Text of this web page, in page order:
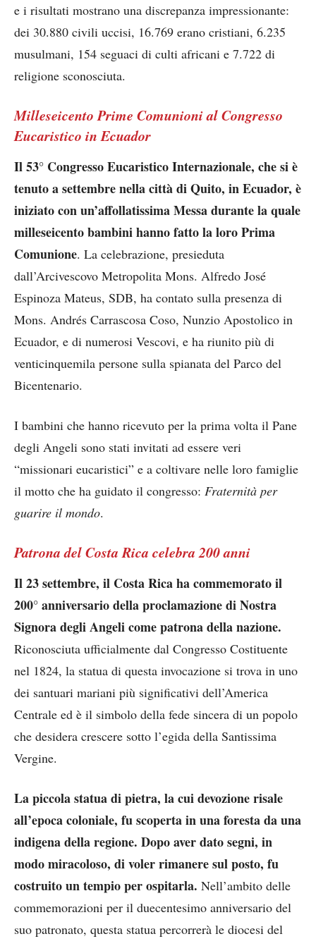
e i risultati mostrano una discrepanza impressionante:
dei 30.880 civili uccisi, 16.769 erano cristiani, 6.235
musulmani, 154 seguaci di culti africani e 7.722 di
religione sconosciuta.
Milleseicento Prime Comunioni al Congresso
Eucaristico in Ecuador
Il 53° Congresso Eucaristico Internazionale, che si è
tenuto a settembre nella città di Quito, in Ecuador, è
iniziato con un’affollatissima Messa durante la quale
milleseicento bambini hanno fatto la loro Prima
Comunione. La celebrazione, presieduta
dall’Arcivescovo Metropolita Mons. Alfredo José
Espinoza Mateus, SDB, ha contato sulla presenza di
Mons. Andrés Carrascosa Coso, Nunzio Apostolico in
Ecuador, e di numerosi Vescovi, e ha riunito più di
venticinquemila persone sulla spianata del Parco del
Bicentenario.
I bambini che hanno ricevuto per la prima volta il Pane
degli Angeli sono stati invitati ad essere veri
“missionari eucaristici” e a coltivare nelle loro famiglie
il motto che ha guidato il congresso: Fraternità per
guarire il mondo.
Patrona del Costa Rica celebra 200 anni
Il 23 settembre, il Costa Rica ha commemorato il
200° anniversario della proclamazione di Nostra
Signora degli Angeli come patrona della nazione.
Riconosciuta ufficialmente dal Congresso Costituente
nel 1824, la statua di questa invocazione si trova in uno
dei santuari mariani più significativi dell’America
Centrale ed è il simbolo della fede sincera di un popolo
che desidera crescere sotto l’egida della Santissima
Vergine.
La piccola statua di pietra, la cui devozione risale
all’epoca coloniale, fu scoperta in una foresta da una
indigena della regione. Dopo aver dato segni, in
modo miracoloso, di voler rimanere sul posto, fu
costruito un tempio per ospitarla. Nell’ambito delle
commemorazioni per il duecentesimo anniversario del
suo patronato, questa statua percorrerà le diocesi del